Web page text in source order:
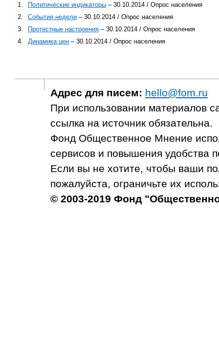
1. Политические индикаторы – 30.10.2014 / Опрос населения
2.
События недели – 30.10.2014 / Опрос населения
3.
Протестные настроения – 30.10.2014 / Опрос населения
4.
Динамика цен – 30.10.2014 / Опрос населения
Адрес для писем: hello@fom.ru
При использовании материалов
ссылка на источник обязательна.
Фонд Общественное Мнение
сервисов и повышения удобства
Если вы не хотите, чтобы ваши
пожалуйста, ограничьте их
© 2003-2019 Фонд